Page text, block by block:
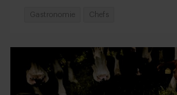
Gastronomie Chefs